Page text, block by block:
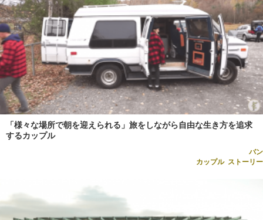
「様々な場所で朝を迎えられる」旅をしながら自由な生き方を追求
するカップル
バン
カップル, ストーリー